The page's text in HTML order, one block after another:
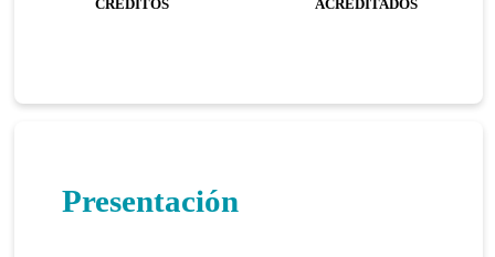
CRÉDITOS
ACREDITADOS
Presentación